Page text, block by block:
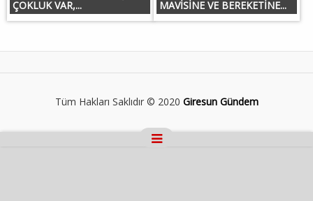
ÇOKLUK VAR,...
MAVİSİNE VE BEREKETİNE...
Tüm Hakları Saklıdır © 2020 Giresun Gündem